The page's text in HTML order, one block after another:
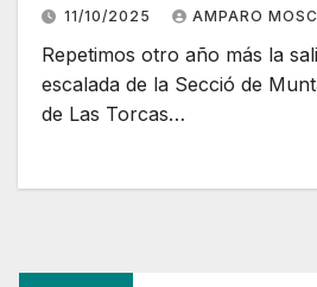
11/10/2025 AMPARO
Repetimos otro año más la
escalada de la Secció de
de Las Torcas…